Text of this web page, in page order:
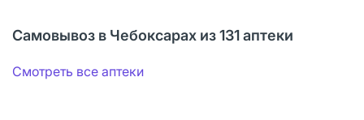
Самовывоз в Чебоксарах из 131 аптеки
Смотреть все аптеки